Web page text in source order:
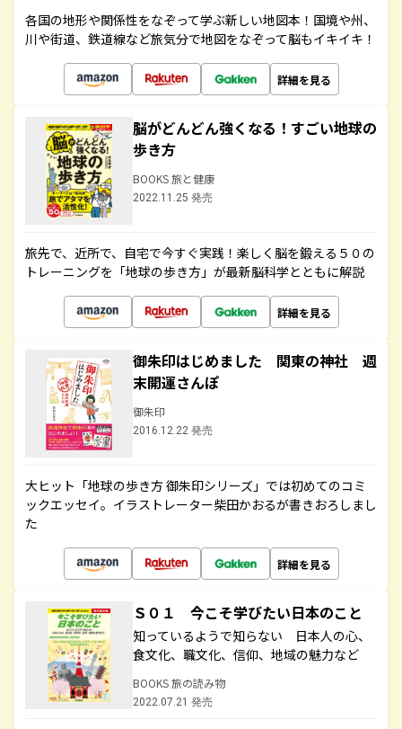
各国の地形や関係性をなぞって学ぶ新しい地図本！国境や州、
川や街道、鉄道線など旅気分で地図をなぞって脳もイキイキ！
詳細を見る
脳がどんどん強くなる！すごい地球の
歩き方
BOOKS 旅と健康
2022.11.25 発売
旅先で、近所で、自宅で今すぐ実践！楽しく脳を鍛える５０の
トレーニングを「地球の歩き方」が最新脳科学とともに解説
詳細を見る
御朱印はじめました 関東の神社 週
末開運さんぽ
御朱印
2016.12.22 発売
大ヒット「地球の歩き方 御朱印シリーズ」では初めてのコミ
ックエッセイ。イラストレーター柴田かおるが書きおろしまし
た
詳細を見る
Ｓ０１ 今こそ学びたい日本のこと
知っているようで知らない 日本人の心、
食文化、職文化、信仰、地域の魅力など
BOOKS 旅の読み物
2022.07.21 発売